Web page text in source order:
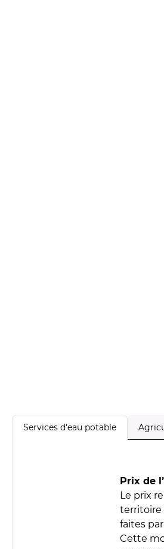
Services d'eau potable
Prix de
Le prix
territoire
faites
Cette